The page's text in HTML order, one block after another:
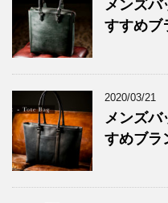
メンズ
すすめブ
2020/03/21
メンズ
すめブラ